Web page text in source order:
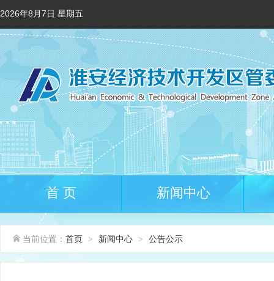
2026年8月7日 星期五
首 页 新闻中心
当前位置： 首页 > 新闻中心 > 公告公示